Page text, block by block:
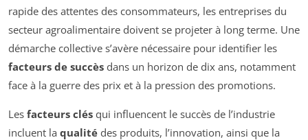
rapide des attentes des consommateurs, les entreprises du
secteur agroalimentaire doivent se projeter à long terme. Une
démarche collective s’avère nécessaire pour identifier les
facteurs de succès dans un horizon de dix ans, notamment
face à la guerre des prix et à la pression des promotions.
Les facteurs clés qui influencent le succès de l’industrie
incluent la qualité des produits, l’innovation, ainsi que la